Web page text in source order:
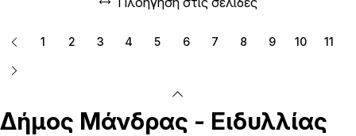
1 2 3 4 5 6 7 8 9 10 11
Δήμος Μάνδρας - Ειδυλλίας